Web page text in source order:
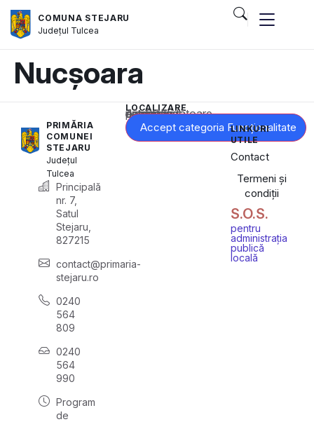
COMUNA STEJARU
Județul Tulcea
Nucșoara
PRIMĂRIA
COMUNEI
STEJARU
Județul
Tulcea
Principală
nr. 7,
Satul
Stejaru,
827215
contact@primaria-
stejaru.ro
0240
564
809
0240
564
990
Program
de
LOCALIZARE
Acest conținut este blocat până când acceptați categoria corespunzătoare de cookie-uri.
Accept categoria Funcționalitate
LINKURI
UTILE
Contact
Termeni și
condiții
S.O.S.
pentru
administrația
publică
locală